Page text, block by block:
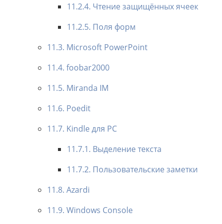
11.2.4. Чтение защищённых ячеек
11.2.5. Поля форм
11.3. Microsoft PowerPoint
11.4. foobar2000
11.5. Miranda IM
11.6. Poedit
11.7. Kindle для PC
11.7.1. Выделение текста
11.7.2. Пользовательские заметки
11.8. Azardi
11.9. Windows Console